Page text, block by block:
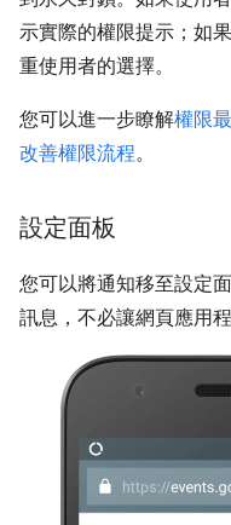
示實際的權限提示；如
重使用者的選擇。
您可以進一步瞭解權限
改善權限流程。
設定面板
您可以將通知移至設定
訊息，不必讓網頁應用